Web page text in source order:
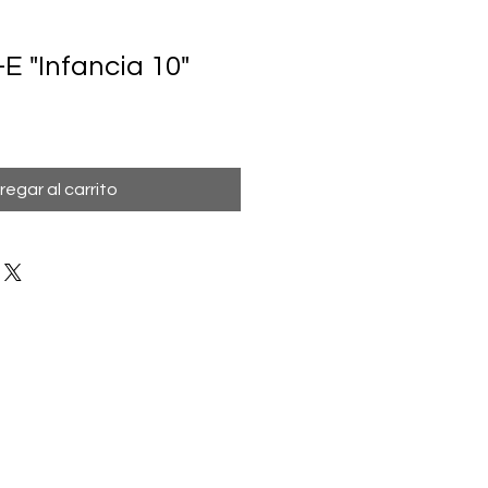
"Infancia 10"
al carrito